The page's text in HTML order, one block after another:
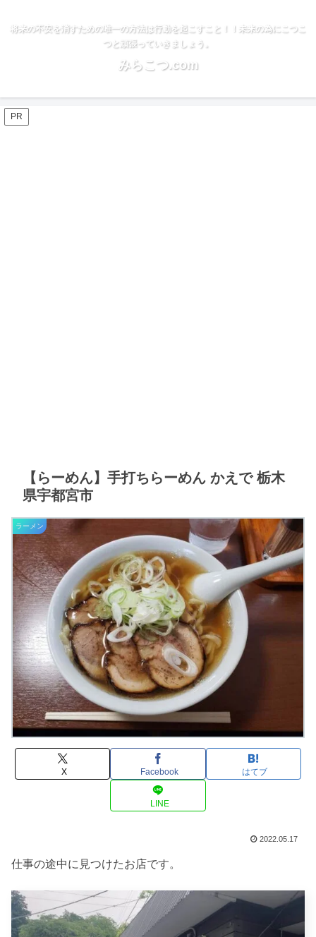
将来の不安を消すための唯一の方法は行動を起こすこと！！未来の為にこつこ
つと頑張っていきましょう。
みらこつ.com
PR
【らーめん】手打ちらーめん かえで 栃木
県宇都宮市
ラーメン
X Facebook はてブ
LINE
2022.05.17
仕事の途中に見つけたお店です。